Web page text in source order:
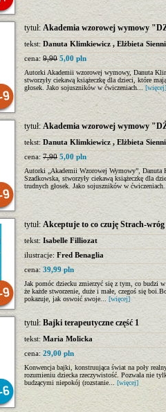
tytuł: Akademia wzorowej wymowy
tekst: Danuta Klimkiewicz , Elżbieta
cena: 9,90 5,00 pln
Autorki Akademii wzorowej wymowy, Danuta
stworzyły ciekawą książeczkę dla dzieci, które
głosek. Jako sojuszników w ćwiczeniach... [więcej]
tytuł: Akademia wzorowej wymowy
tekst: Danuta Klimkiewicz , Elżbieta
cena: 7,90 5,00 pln
Autorki „Akademii Wzorowej Wymowy”,
Szadkowska, stworzyły ciekawą książeczkę dla
trudnych głosek. Jako sojuszników w
tytuł: Akceptuje to co czuję Strach-
tekst: Isabelle Filliozat
ilustracje: Fred Benaglia
cena: 39,99 pln
Jak pomóc dziecku zmierzyć się z tym, co budzi
że każde stworzenie, duże i małe, czegoś się
pokazuje, jak oswoić swoje... [więcej]
tytuł: Bajki terapeutyczne część 1
tekst: Maria Molicka
cena: 29,00 pln
Konwencja bajki, konstruująca świat na poły
rozumieniu dziecka rzeczywistość. Pozwala nie
budzącymi niepokój (rozstanie... [więcej]